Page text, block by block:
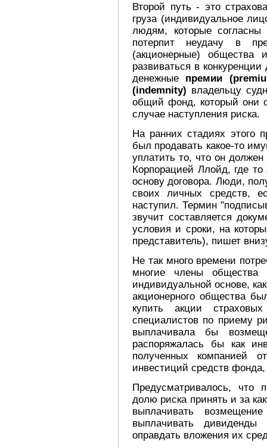
Второй путь - это
груза (индивидуальное
людям, которые согласны
потерпит неудачу в
(акционерные) общества
развиваться в
денежные премии
(indemnity) владельцу
общий фонд, который они
случае наступления риска.
На ранних стадиях этого
был продавать какое-то
уплатить то, что он
Корпорацией Ллойд, где
основу договора. Люди,
своих личных средств,
наступил. Термин
звучит составляется
условия и сроки, на
представитель), пишет
Не так много времени
многие члены
индивидуальной основе,
акционерного общества
купить акции
специалистов по приему
выплачивала бы
распоряжалась бы как
полученных компанией
инвестиций средств
Предусматривалось, что
долю риска принять и за
выплачивать
выплачивать дивиденды
оправдать вложения их